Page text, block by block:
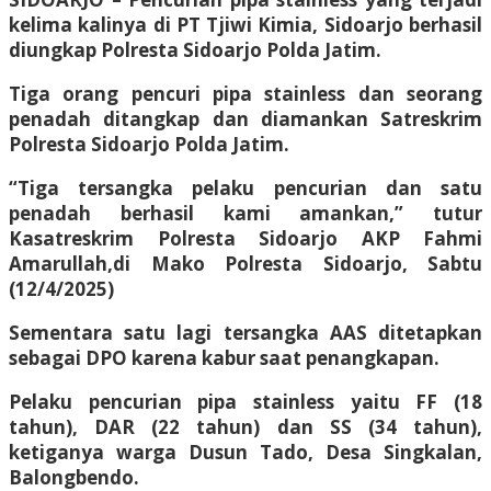
kelima kalinya di PT Tjiwi Kimia, Sidoarjo berhasil
diungkap Polresta Sidoarjo Polda Jatim.
Tiga orang pencuri pipa stainless dan seorang
penadah ditangkap dan diamankan Satreskrim
Polresta Sidoarjo Polda Jatim.
“Tiga tersangka pelaku pencurian dan satu
penadah berhasil kami amankan,” tutur
Kasatreskrim Polresta Sidoarjo AKP Fahmi
Amarullah,di Mako Polresta Sidoarjo, Sabtu
(12/4/2025)
Sementara satu lagi tersangka AAS ditetapkan
sebagai DPO karena kabur saat penangkapan.
Pelaku pencurian pipa stainless yaitu FF (18
tahun), DAR (22 tahun) dan SS (34 tahun),
ketiganya warga Dusun Tado, Desa Singkalan,
Balongbendo.